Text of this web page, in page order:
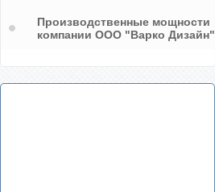
Производственные мощности
компании ООО "Варко Дизайн"